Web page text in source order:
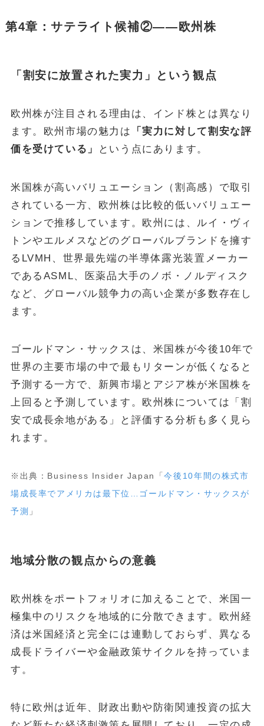
第4章：サテライト候補②——欧州株
「割安に放置された実力」という観点
欧州株が注目される理由は、インド株とは異なり
ます。欧州市場の魅力は
「実力に対して割安な評
価を受けている」
という点にあります。
米国株が高いバリュエーション（割高感）で取引
されている一方、欧州株は比較的低いバリュエー
ションで推移しています。欧州には、ルイ・ヴィ
トンやエルメスなどのグローバルブランドを擁す
るLVMH、世界最先端の半導体露光装置メーカー
であるASML、医薬品大手のノボ・ノルディスク
など、グローバル競争力の高い企業が多数存在し
ます。
ゴールドマン・サックスは、米国株が今後10年で
世界の主要市場の中で最もリターンが低くなると
予測する一方で、新興市場とアジア株が米国株を
上回ると予測しています。欧州株については「割
安で成長余地がある」と評価する分析も多く見ら
れます。
※出典：Business Insider Japan「今後10年間の株式市
場成長率でアメリカは最下位…ゴールドマン・サックスが
予測 」
地域分散の観点からの意義
欧州株をポートフォリオに加えることで、米国一
極集中のリスクを地域的に分散できます。欧州経
済は米国経済と完全には連動しておらず、異なる
成長ドライバーや金融政策サイクルを持っていま
す。
特に欧州は近年、財政出動や防衛関連投資の拡大